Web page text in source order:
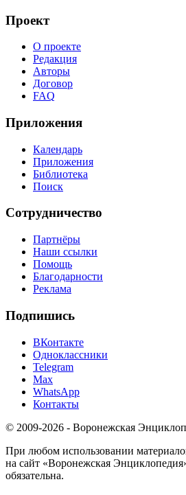
Проект
О проекте
Редакция
Авторы
Договор
FAQ
Приложения
Календарь
Приложения
Библиотека
Поиск
Сотрудничество
Партнёры
Наши ссылки
Помощь
Благодарности
Реклама
Подпишись
ВКонтакте
Одноклассники
Telegram
Max
WhatsApp
Контакты
© 2009-2026 - Воронежская
При любом использовании
на сайт «Воронежская
обязательна.